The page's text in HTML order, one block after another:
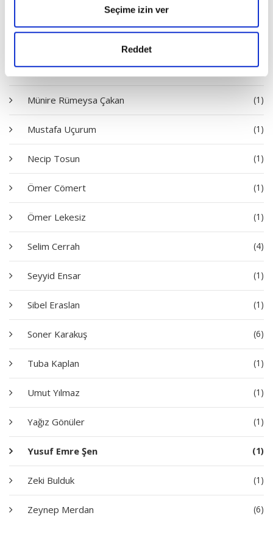
Seçime izin ver
Reddet
Mehmet Narlı (2)
Münire Rümeysa Çakan (1)
Mustafa Uçurum (1)
Necip Tosun (1)
Ömer Cömert (1)
Ömer Lekesiz (1)
Selim Cerrah (4)
Seyyid Ensar (1)
Sibel Eraslan (1)
Soner Karakuş (6)
Tuba Kaplan (1)
Umut Yılmaz (1)
Yağız Gönüler (1)
Yusuf Emre Şen (1)
Zeki Bulduk (1)
Zeynep Merdan (6)